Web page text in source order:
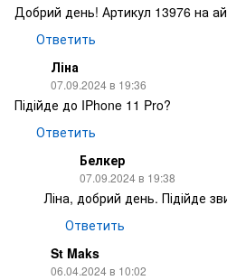
Добрий день! Артикул 13976 на
Ответить
Ліна
07.09.2024 в 19:36
Підійде до IPhone 11 Pro?
Ответить
Белкер
07.09.2024 в 19:38
Ліна, добрий день. Підійде
Ответить
St Maks
06.04.2024 в 10:02